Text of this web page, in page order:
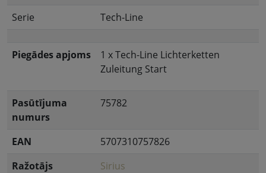
Serie
Tech-Line
Piegādes apjoms
1 x Tech-Line Lichterketten
Zuleitung Start
Pasūtījuma
numurs
75782
EAN
5707310757826
Ražotājs
Sirius